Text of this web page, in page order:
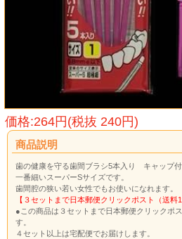
価格:264円(税抜 240円)
商品説明
歯の健康を守る歯間ブラシ5本入り キャップ付
一番細いスーパーSサイズです。
歯間腔の狭い若い女性でもお使いになれます。
【３セットまで日本郵便クリックポスト（送料
●この商品は３セットまで日本郵便クリックポ
す。
４セット以上は宅配便でお届けします。